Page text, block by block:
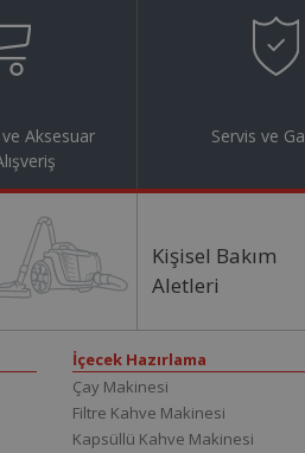
Aksesuar
Servis ve
Kişisel Bakım
Aletleri
İçecek Hazırlama
Çay Makinesi
Filtre Kahve Makinesi
Kapsüllü Kahve Makinesi